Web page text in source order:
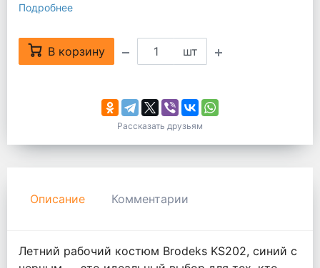
Подробнее
В корзину шт
Рассказать друзьям
Описание Комментарии
Летний рабочий костюм Brodeks KS202, синий с